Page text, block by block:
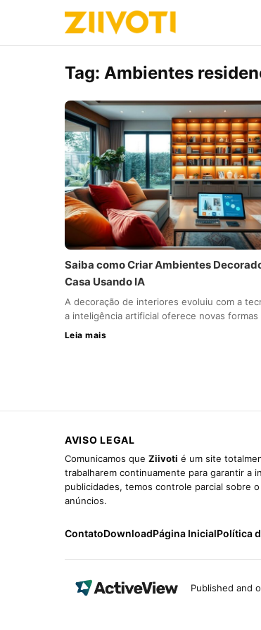
Tag: Ambientes
Saiba como Criar Ambientes
Casa Usando IA
A decoração de interiores evoluiu com a
a inteligência artificial oferece novas
Leia mais
AVISO LEGAL
Comunicamos que Ziivoti é um site
trabalharem continuamente para garantir a
publicidades, temos controle parcial sobre
anúncios.
ContatoDownloadPágina InicialPolítica
Published and